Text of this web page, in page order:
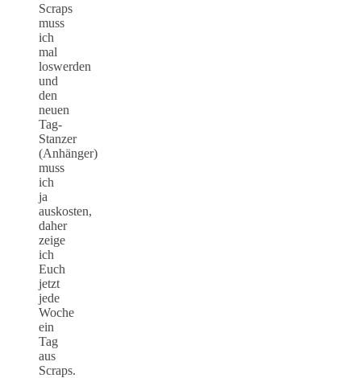
Scraps
muss
ich
mal
loswerden
und
den
neuen
Tag-
Stanzer
(Anhänger)
muss
ich
ja
auskosten,
daher
zeige
ich
Euch
jetzt
jede
Woche
ein
Tag
aus
Scraps.